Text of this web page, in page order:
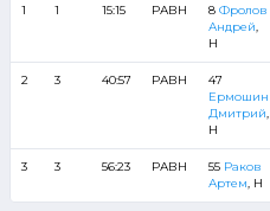
1 1 15:15 РАВН 8 Фролов
Андрей,
Н
2 3 40:57 РАВН
47
Ермошин
Дмитрий,
Н
3 3 56:23 РАВН 55 Раков
Артем, Н